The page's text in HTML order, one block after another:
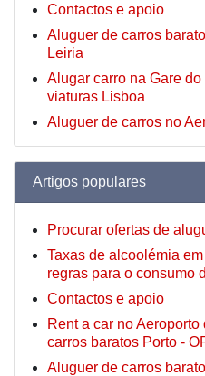
Contactos e apoio
Aluguer de carros
Leiria
Alugar carro na Gare
viaturas Lisboa
Aluguer de carros no
Artigos populares
Procurar ofertas de
Taxas de alcoolémia
regras para o consumo
Contactos e apoio
Rent a car no
carros baratos Porto -
Aluguer de carros